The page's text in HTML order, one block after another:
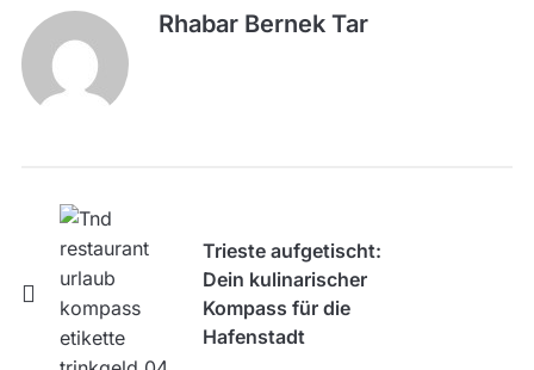
Rhabar Bernek Tar
Trieste aufgetischt:
Dein kulinarischer
Kompass für die
Hafenstadt